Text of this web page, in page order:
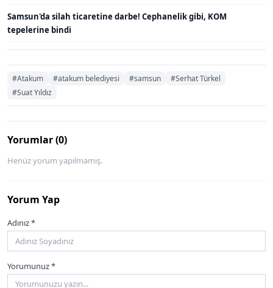
Samsun'da silah ticaretine darbe! Cephanelik gibi, KOM
tepelerine bindi
#Atakum #atakum belediyesi #samsun
#Serhat Türkel
#Suat Yıldız
Yorumlar (0)
Henüz yorum yapılmamış.
Yorum Yap
Adınız *
Yorumunuz *